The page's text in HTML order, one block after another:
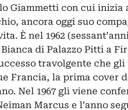
Giammetti con cui inizia
ancora oggi suo
È nel 1962
di Palazzo Pitti a
travolgente che gli
Francia, la prima cover
Nel 1967 gli viene
Marcus e l’anno